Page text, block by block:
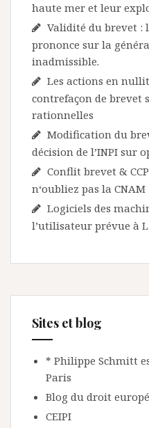
haute mer et leur
Validité du brevet :
prononce sur la
inadmissible.
Les actions en
contrefaçon de brevet
rationnelles
Modification du
décision de l’INPI sur
Conflit brevet &
n‘oubliez pas la CNAM
Logiciels des
l’utilisateur prévue à
Sites et blog
* Philippe Schmitt
Paris
Blog du droit
CEIPI